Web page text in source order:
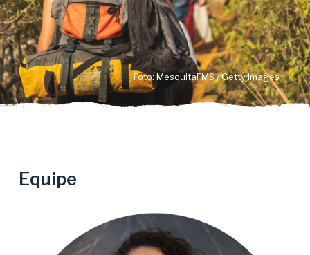
Foto: MesquitaFMS / Getty Images
Equipe